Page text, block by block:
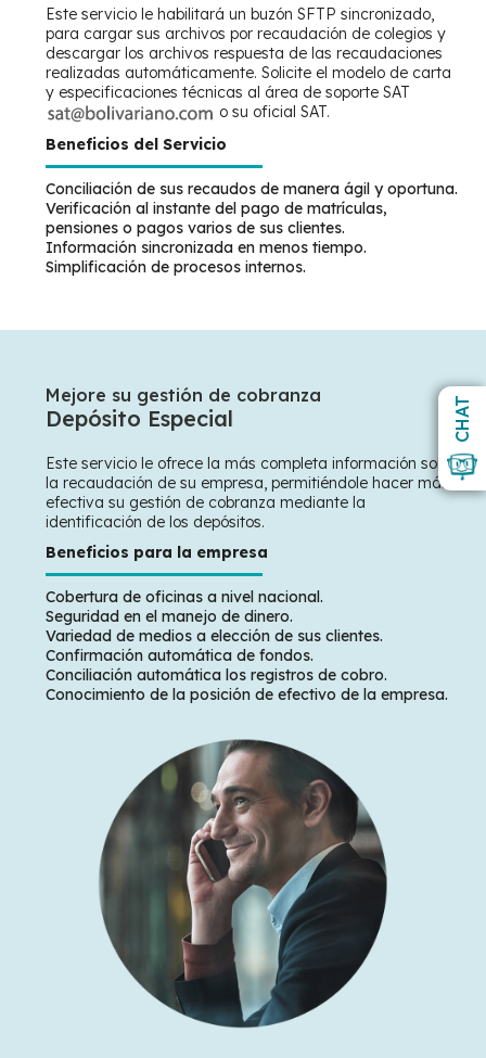
CHAT
Este servicio le habilitará un buzón SFTP sincronizado,
para cargar sus archivos por recaudación de colegios y
descargar los archivos respuesta de las recaudaciones
realizadas automáticamente. Solicite el modelo de carta
y especificaciones técnicas al área de soporte SAT
o su oficial SAT.
Beneficios del Servicio
Conciliación de sus recaudos de manera ágil y oportuna.
Verificación al instante del pago de matrículas,
pensiones o pagos varios de sus clientes.
Información sincronizada en menos tiempo.
Simplificación de procesos internos.
Mejore su gestión de cobranza
Depósito Especial
Este servicio le ofrece la más completa información sobre
la recaudación de su empresa, permitiéndole hacer más
efectiva su gestión de cobranza mediante la
identificación de los depósitos.
Beneficios para la empresa
Cobertura de oficinas a nivel nacional.
Seguridad en el manejo de dinero.
Variedad de medios a elección de sus clientes.
Confirmación automática de fondos.
Conciliación automática los registros de cobro.
Conocimiento de la posición de efectivo de la empresa.